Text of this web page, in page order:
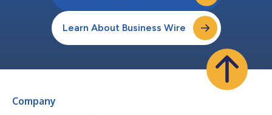
Learn About Business Wire
Company